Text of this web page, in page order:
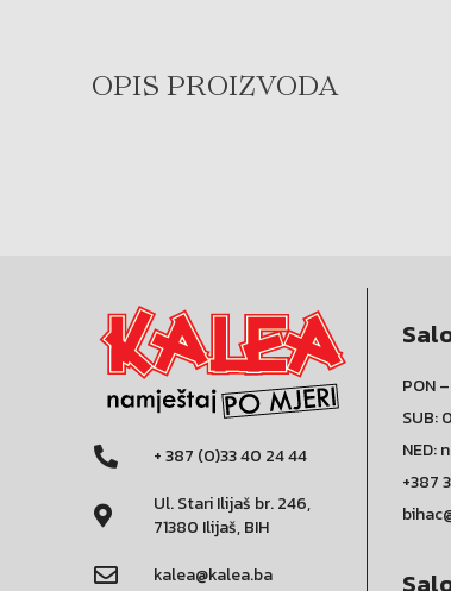
OPIS PROIZVODA
+ 387 (0)33 40 24 44
Ul. Stari Ilijaš br. 246,
71380 Ilijaš, BIH
kalea@kalea.ba
PON
SUB:
NED:
+387